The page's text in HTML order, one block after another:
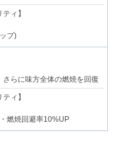
ィ】
プ)
さらに味方全体の燃焼を回復
ィ】
燃焼回避率10%UP